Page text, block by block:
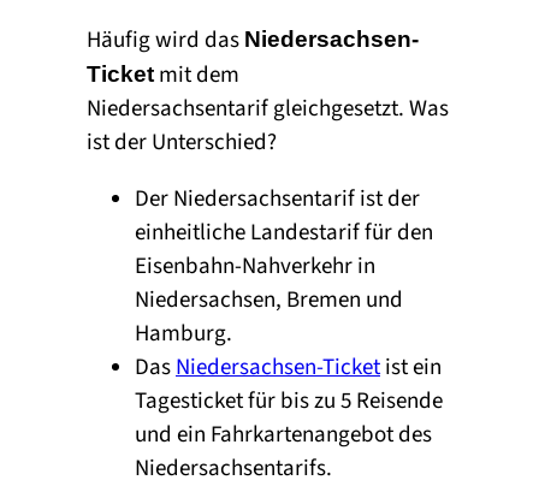
Häufig wird das Niedersachsen-
Ticket mit dem
Niedersachsentarif gleichgesetzt. Was
ist der Unterschied?
Der Niedersachsentarif ist der
einheitliche Landestarif für den
Eisenbahn-Nahverkehr in
Niedersachsen, Bremen und
Hamburg.
DasNiedersachsen-Ticketist ein
Tagesticket für bis zu 5 Reisende
und ein Fahrkartenangebot des
Niedersachsentarifs.